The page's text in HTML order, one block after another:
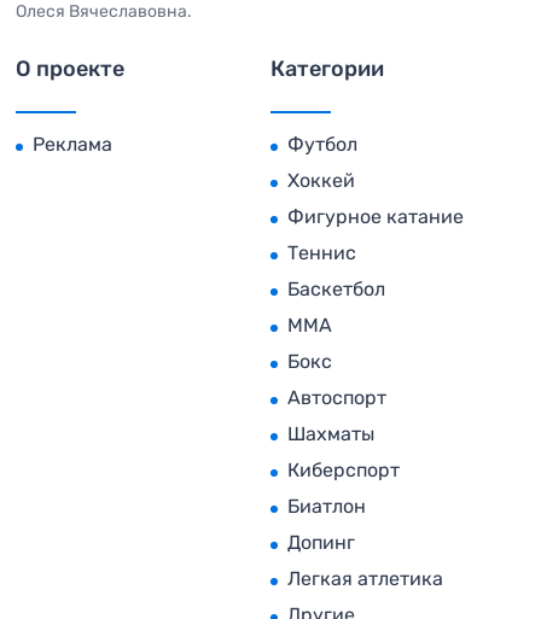
Олеся Вячеславовна.
О проекте
Реклама
Категории
Футбол
Хоккей
Фигурное катание
Теннис
Баскетбол
MMA
Бокс
Автоспорт
Шахматы
Киберспорт
Биатлон
Допинг
Легкая атлетика